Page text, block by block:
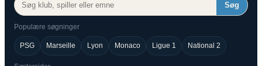
Søg
Populære søgninger
PSG Marseille Lyon Monaco Ligue 1 National 2